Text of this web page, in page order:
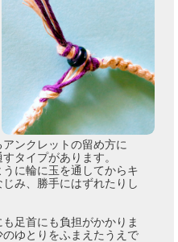
ンクレットの留め方に
タイプがあります。
に輪に玉を通してからキ
み、勝手にはずれたりし
足首にも負担がかかりま
ゆとりをふまえたうえで